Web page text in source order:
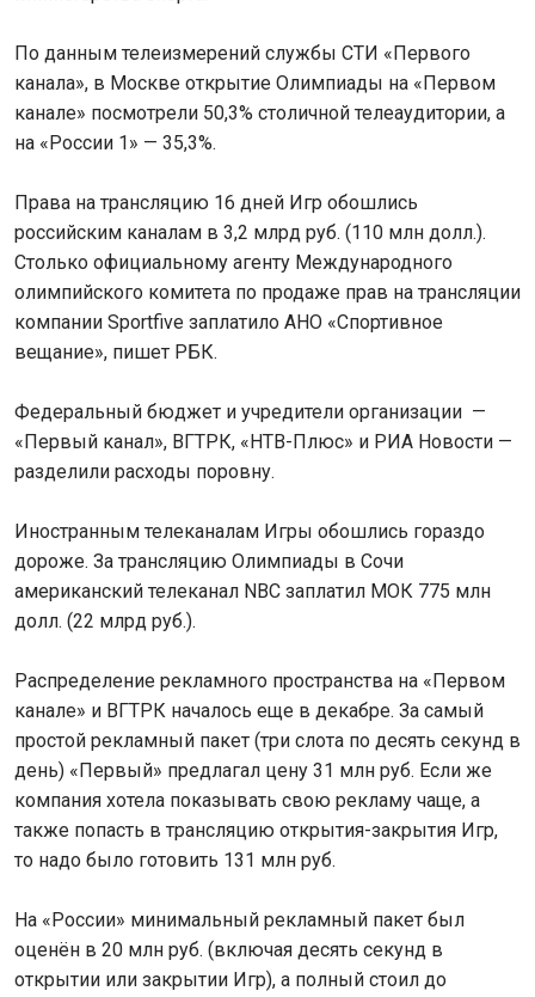
По данным телеизмерений службы СТИ «Первого
канала», в Москве открытие Олимпиады на «Первом
канале» посмотрели 50,3% столичной телеаудитории, а
на «России 1» — 35,3%.
Права на трансляцию 16 дней Игр обошлись
российским каналам в 3,2 млрд руб. (110 млн долл.).
Столько официальному агенту Международного
олимпийского комитета по продаже прав на трансляции
компании Sportfive заплатило АНО «Спортивное
вещание», пишет РБК.
Федеральный бюджет и учредители организации —
«Первый канал», ВГТРК, «НТВ-Плюс» и РИА Новости —
разделили расходы поровну.
Иностранным телеканалам Игры обошлись гораздо
дороже. За трансляцию Олимпиады в Сочи
американский телеканал NBC заплатил МОК 775 млн
долл. (22 млрд руб.).
Распределение рекламного пространства на «Первом
канале» и ВГТРК началось еще в декабре. За самый
простой рекламный пакет (три слота по десять секунд в
день) «Первый» предлагал цену 31 млн руб. Если же
компания хотела показывать свою рекламу чаще, а
также попасть в трансляцию открытия-закрытия Игр,
то надо было готовить 131 млн руб.
На «России» минимальный рекламный пакет был
оценён в 20 млн руб. (включая десять секунд в
открытии или закрытии Игр), а полный стоил до